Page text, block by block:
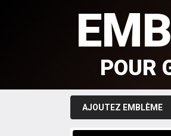
POUR
AJOUTEZ EMBLÈME